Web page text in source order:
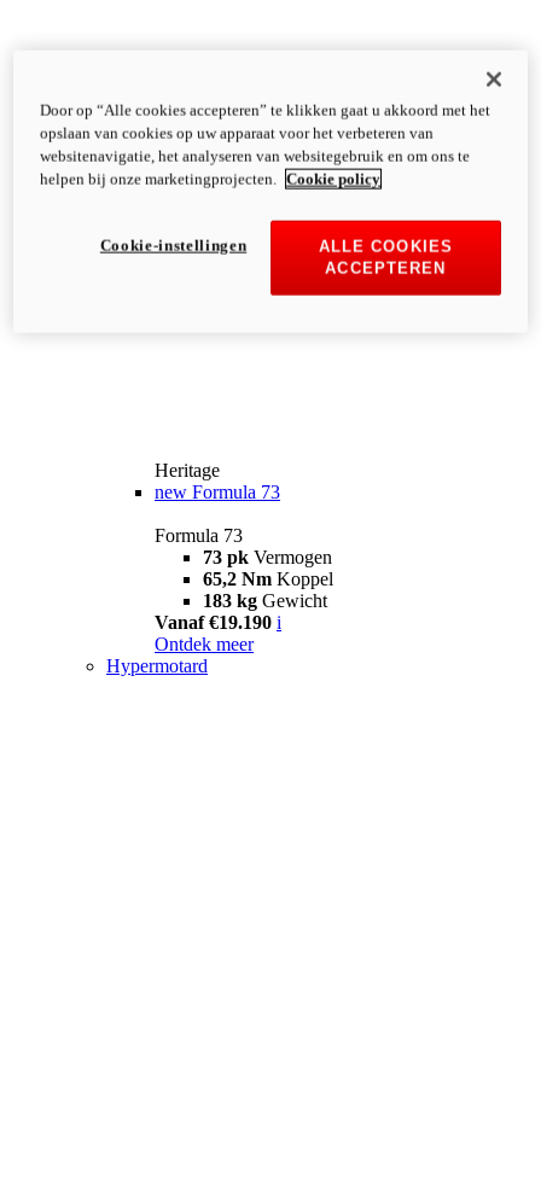
Heritage
new Formula 73
Formula 73
73 pk Vermogen
65,2 Nm Koppel
183 kg Gewicht
Vanaf €19.190 i
Ontdek meer
Hypermotard
Door op “Alle cookies accepteren” te klikken gaat u akkoord met het
opslaan van cookies op uw apparaat voor het verbeteren van
websitenavigatie, het analyseren van websitegebruik en om ons te
helpen bij onze marketingprojecten.
Cookie policy
ALLE COOKIES
ACCEPTEREN
Cookie-instellingen